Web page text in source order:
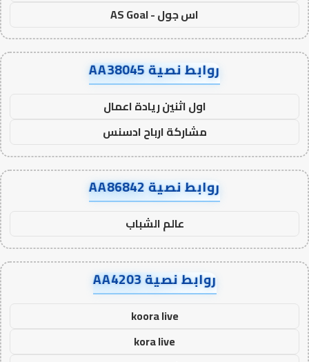
اس جول - AS Goal
روابط نصية AA38045
اول اثنين ريادة اعمال
مشاركة ارباح ادسنس
روابط نصية AA86842
عالم الشباب
روابط نصية AA4203
koora live
kora live